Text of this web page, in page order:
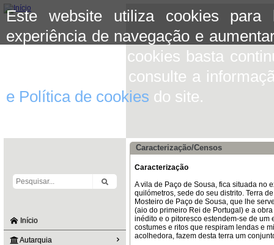
Este website utiliza cookies para
experiência de navegação e
aceitar o uso de cookies basta
mais informação consulte a
e Política de cookies do site.
Início
Autarquia
Caracterização/Censos
Caracterização
A vila de Paço de Sousa, fica situada no
quilómetros, sede do seu distrito. Terra
Mosteiro de Paço de Sousa, que lhe
(aio do primeiro Rei de Portugal) e a
inédito e o pitoresco estendem-se de
costumes e ritos que respiram lendas e
acolhedora, fazem desta terra um